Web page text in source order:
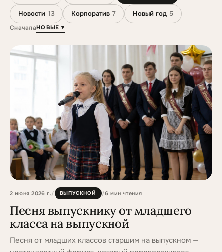
Новости 13 Корпоратив 7 Новый год 5
СначалаНОВЫЕ ▾
2 июня 2026 г./ ВЫПУСКНОЙ /6 мин чтения
Песня выпускнику от младшего
класса на выпускной
Песня от младших классов старшим на выпускном —